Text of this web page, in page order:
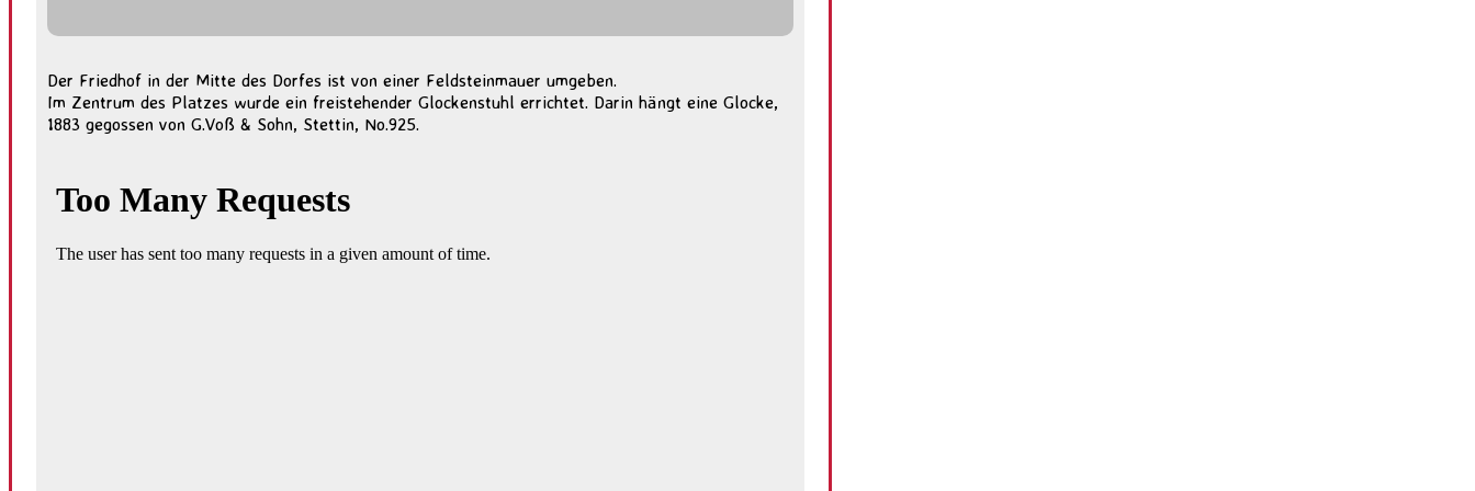
Der Friedhof in der Mitte des Dorfes ist von einer Feldsteinmauer umgeben.
Im Zentrum des Platzes wurde ein freistehender Glockenstuhl errichtet. Darin hängt eine Glocke,
1883 gegossen von G.Voß & Sohn, Stettin, No.925.